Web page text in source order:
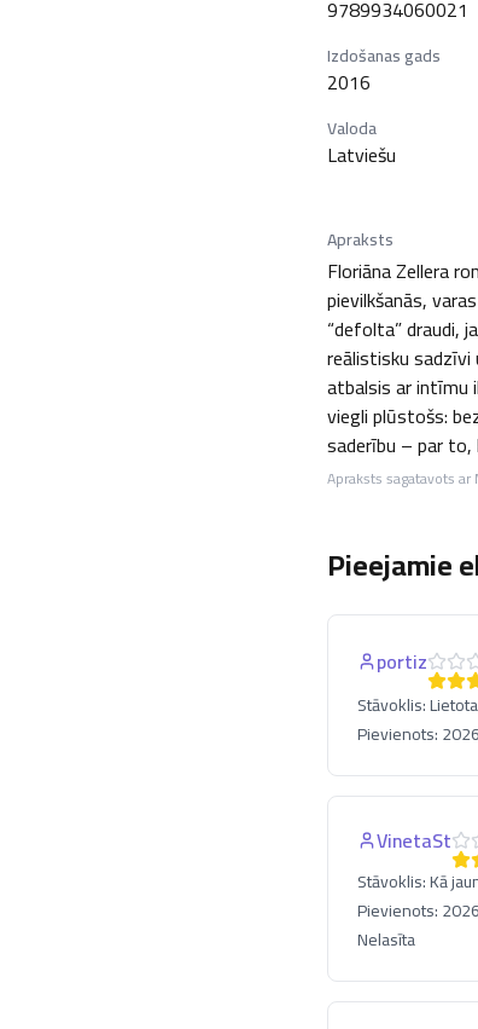
9789934060021
Izdošanas gads
2016
Valoda
Latviešu
Apraksts
Floriāna Zellera
pievilkšanās,
“defolta” draudi,
reālistisku
atbalsis ar intīmu
viegli plūstošs:
saderību – par to,
Apraksts sagatavots
Pieejamie
portiz
Stāvoklis:Lietota
Pievienots:
VinetaSt
Stāvoklis:Kā
Pievienots:
Nelasīta